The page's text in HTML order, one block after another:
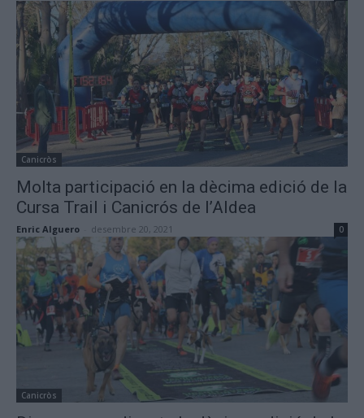
Canicròs
Molta participació en la dècima edició de la
Cursa Trail i Canicrós de l’Aldea
Enric Alguero desembre 20, 2021 0
Canicròs